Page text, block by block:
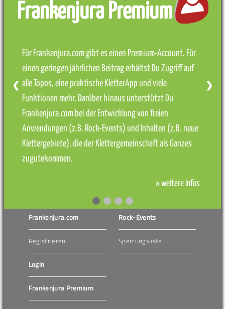
Frankenjura Premium
Für Frankenjura.com gibt es einen Premium-Account. Für
einen geringen jährlichen Beitrag erhältst Du Zugriff auf
alle Topos, eine praktische KletterApp und viele
Funktionen mehr. Darüber hinaus unterstützt Du
Frankenjura.com bei der Entwicklung von freien
Anwendungen (z.B. Rock-Events) und Inhalten (z.B. neue
Klettergebiete), die der Klettergemeinschaft als Ganzes
zugutekommen.
» weitere Infos
❮ ❯
Frankenjura.com
Registrieren
Login
Frankenjura Premium
Rock-Events
Sperrungsliste